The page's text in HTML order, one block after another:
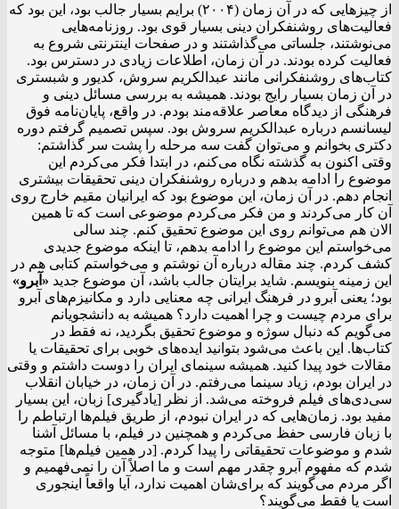
از چیزهایی که در آن زمان (۲۰۰۴) برایم بسیار جالب بود، این بود که
فعالیت‌های روشنفکران دینی بسیار قوی بود. روزنامه‌هایی
می‌نوشتند، جلساتی می‌گذاشتند و در صفحات اینترنتی شروع به
فعالیت کرده بودند. در آن زمان، اطلاعات زیادی در دسترس بود.
کتاب‌های روشنفکرانی مانند عبدالکریم سروش، کدیور و شبستری
در آن زمان بسیار رایج بودند. همیشه به بررسی مسائل دینی و
فرهنگی از دیدگاه معاصر علاقه‌مند بودم. در واقع، پایان‌نامه فوق
لیسانسم درباره عبدالکریم سروش بود. سپس تصمیم گرفتم دوره
دکتری بخوانم و می‌توان گفت سه مرحله را پشت سر گذاشتم:
وقتی اکنون به گذشته نگاه می‌کنم، در ابتدا فکر می‌کردم این
موضوع را ادامه بدهم و درباره روشنفکران دینی تحقیقات بیشتری
انجام دهم. در آن زمان، این موضوع بود که ایرانیان مقیم خارج روی
آن کار می‌کردند و من فکر می‌کردم موضوعی است که تا همین
الان هم می‌توانم روی این موضوع تحقیق کنم. چند سالی
می‌خواستم این موضوع را ادامه بدهم، تا اینکه موضوع جدیدی
کشف کردم. چند مقاله درباره آن نوشتم و می‌خواستم کتابی هم در
این زمینه بنویسم. شاید برایتان جالب باشد، آن موضوع جدید «آبرو»
بود؛ یعنی آبرو در فرهنگ ایرانی چه معنایی دارد و مکانیزم‌های آبرو
برای مردم چیست و چرا اهمیت دارد؟ همیشه به دانشجویانم
می‌گویم که دنبال سوژه و موضوع تحقیق بگردید، نه فقط در
کتاب‌ها. این باعث می‌شود بتوانید ایده‌های خوبی برای تحقیقات یا
مقالات خود پیدا کنید. همیشه سینمای ایران را دوست داشتم و وقتی
در ایران بودم، زیاد سینما می‌رفتم. در آن زمان، در خیابان انقلاب
سی‌دی‌های فیلم فروخته می‌شد. از نظر [یادگیری] زبان، این بسیار
مفید بود. زمان‌هایی که در ایران نبودم، از طریق فیلم‌ها ارتباطم را
با زبان فارسی حفظ می‌کردم و همچنین در فیلم، با مسائل آشنا
شدم و موضوعات تحقیقاتی را پیدا کردم. [در همین فیلم‌ها] متوجه
شدم که مفهوم آبرو چقدر مهم است و ما اصلاً آن را نمی‌فهمیم و
اگر مردم می‌گویند که برای‌‌شان اهمیت ندارد، آیا واقعاً اینجوری
است یا فقط می‌گویند؟